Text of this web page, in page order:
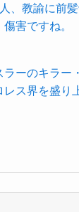
、教諭に前
害ですね。
ラーのキラー
レス界を盛り